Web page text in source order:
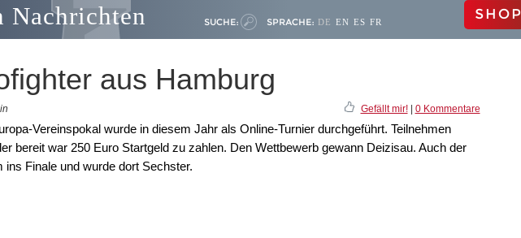
Nachrichten SUCHE: SPRACHE: DE EN ES FR SHOP
aus Hamburg
Gefällt mir!| 0 Kommentare
Vereinspokal wurde in diesem Jahr als Online-Turnier durchgeführt. Teilnehmen
bereit war 250 Euro Startgeld zu zahlen. Den Wettbewerb gewann Deizisau. Auch der
ins Finale und wurde dort Sechster.